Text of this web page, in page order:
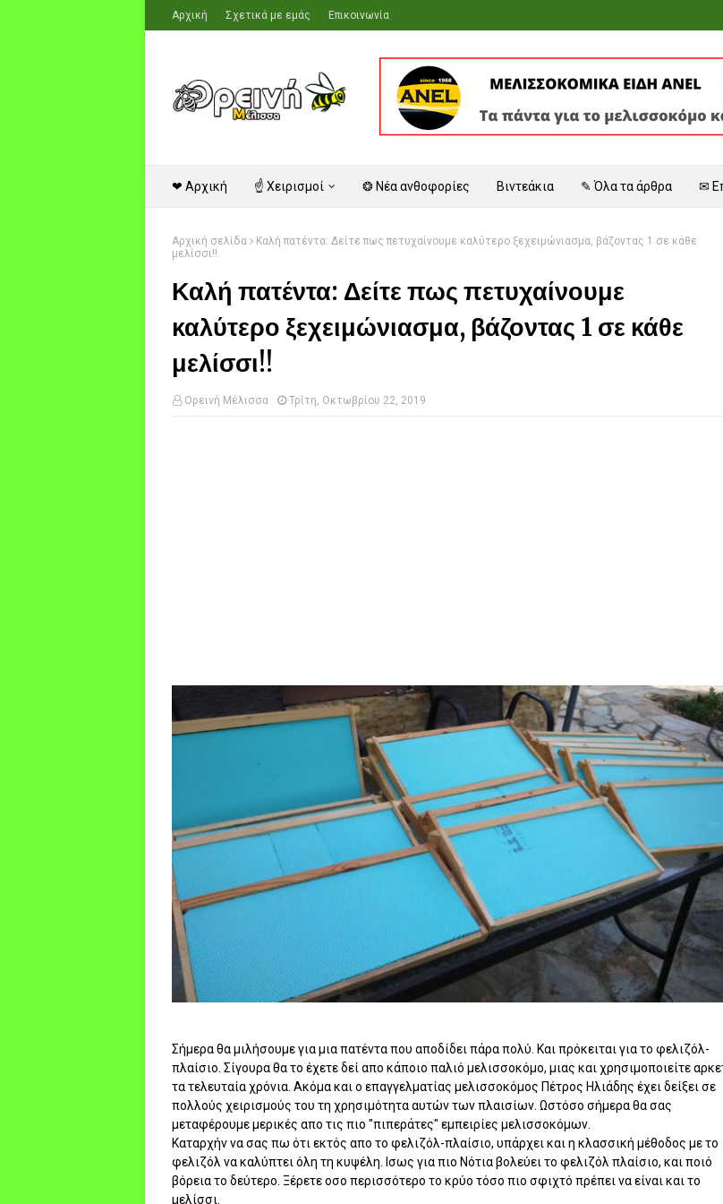
Αρχική Σχετικά με εμάς Επικοινωνία
❤ Αρχική ☝ Χειρισμοί ❂ Νέα ανθοφορίες Βιντεάκια ✎ Όλα τα άρθρα ✉
Αρχική σελίδα
Καλή πατέντα: Δείτε πως πετυχαίνουμε καλύτερο ξεχειμώνιασμα, βάζοντας 1 σε κάθε
μελίσσι!!
Καλή πατέντα: Δείτε πως πετυχαίνουμε
καλύτερο ξεχειμώνιασμα, βάζοντας 1 σε κάθε
μελίσσι!!
Ορεινή Μέλισσα Τρίτη, Οκτωβρίου 22, 2019
Σήμερα θα μιλήσουμε για μια πατέντα που αποδίδει πάρα πολύ. Και πρόκειται για το φελιζόλ-
πλαίσιο. Σίγουρα θα το έχετε δεί απο κάποιο παλιό μελισσοκόμο, μιας και χρησιμοποιείτε
τα τελευταία χρόνια. Ακόμα και ο επαγγελματίας μελισσοκόμος Πέτρος Ηλιάδης έχει δείξει σε
πολλούς χειρισμούς του τη χρησιμότητα αυτών των πλαισίων. Ωστόσο σήμερα θα σας
μεταφέρουμε μερικές απο τις πιο "πιπεράτες" εμπειρίες μελισσοκόμων.
Καταρχήν να σας πω ότι εκτός απο το φελιζόλ-πλαίσιο, υπάρχει και η κλασσική μέθοδος με το
φελιζόλ να καλύπτει όλη τη κυψέλη. Ισως για πιο Νότια βολεύει το φελιζόλ πλαίσιο, και ποιό
βόρεια το δεύτερο. Ξέρετε οσο περισσότερο το κρύο τόσο πιο σφιχτό πρέπει να είναι και το
μελίσσι.